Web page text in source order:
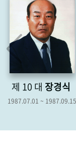
기록물 아카이브
사진 아카이브 문
50+1주년 기념
성과 50선 숫자로
세계와 함께 한
제 10 대 장경식
1987.07.01 ~ 1987.09.15